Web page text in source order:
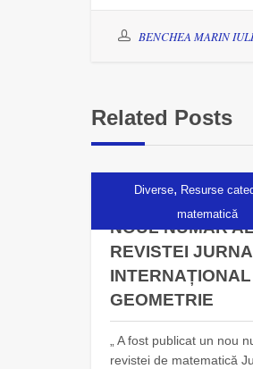
BENCHEA MARIN
Related Posts
Diverse, Resurse
matematică
NOUL NUMĂR
REVISTEI
GEOMETRIE
„ A fost publicat un nou
revistei de matematică